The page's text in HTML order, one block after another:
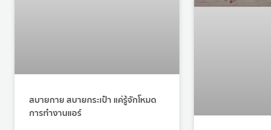
สบายกาย สบายกระเป๋า แค่รู้จักโหมด
การทำงานแอร์